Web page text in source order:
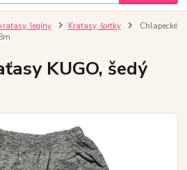
legíny Kraťasy, šortky
Chlapecké
KUGO, šedý